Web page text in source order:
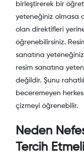
birleştirerek bir
yeteneğiniz olmasa
olan direktifleri
öğrenebilirsiniz.
sanatına
resim sanatına
değildir. Şunu
beceremeyen
çizmeyi öğrenebilir.
Neden
Tercih